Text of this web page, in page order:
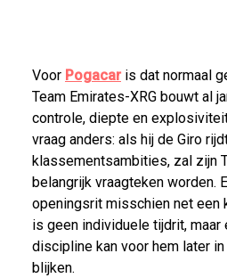
Voor Pogacaris dat normaal
Team Emirates-XRG bouwt al
controle, diepte en
vraag anders: als hij de Giro
klassementsambities, zal zijn
belangrijk vraagteken worden.
openingsrit misschien net een
is geen individuele tijdrit, maar
discipline kan voor hem later
blijken.